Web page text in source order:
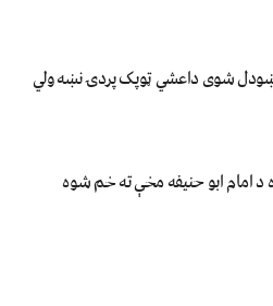
شوی داعشي ټوپک پردۍ نښه ولي
امام ابو حنیفه مخې ته خم شوه